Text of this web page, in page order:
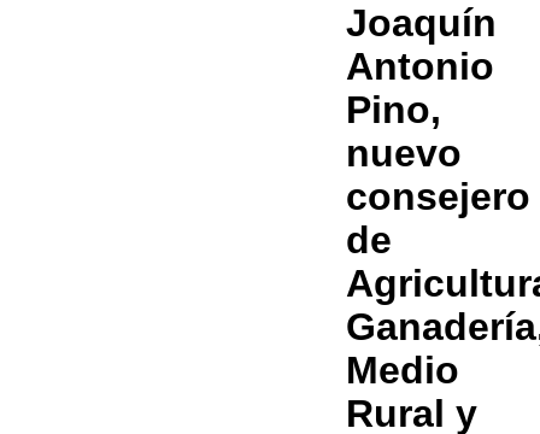
Joaquín
Antonio
Pino,
nuevo
consejero
de
Medio
Rural y